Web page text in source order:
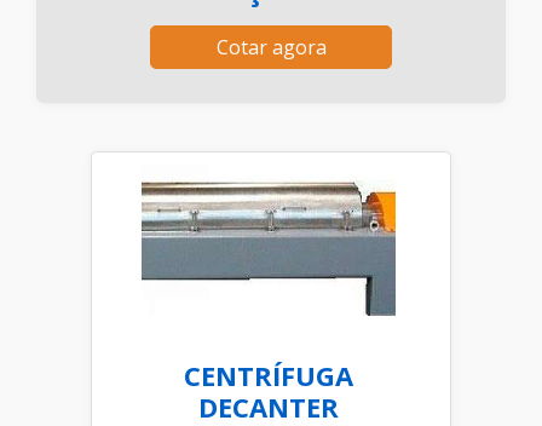
Cotar agora
CENTRÍFUGA
DECANTER